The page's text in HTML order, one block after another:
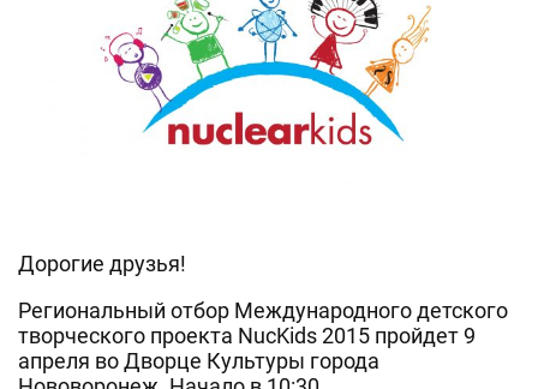
Дорогие друзья!
Региональный отбор Международного детского
творческого проекта NucKids 2015 пройдет 9
апреля во Дворце Культуры города